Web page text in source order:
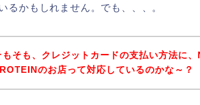
るかもしれません。でも、、、。
もそも、クレジットカードの支払い方法に
のお店って対応しているのかな～？